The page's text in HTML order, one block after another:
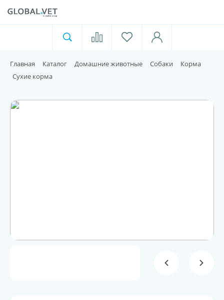
Для пищевой индустрии
Домашние животные
Главная Каталог Домашние животные Собаки
Корма
Сухие корма